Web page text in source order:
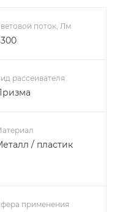
поток, Лм
рассеивателя
/ пластик
применения